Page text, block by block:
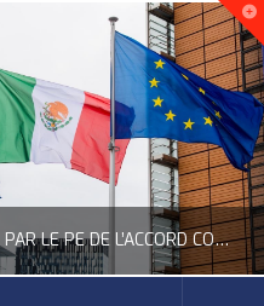
APPROBATION PAR LE PE DE L’ACCORD COMMERCIAL ENTRE L’UE ET LE MEXIQUE